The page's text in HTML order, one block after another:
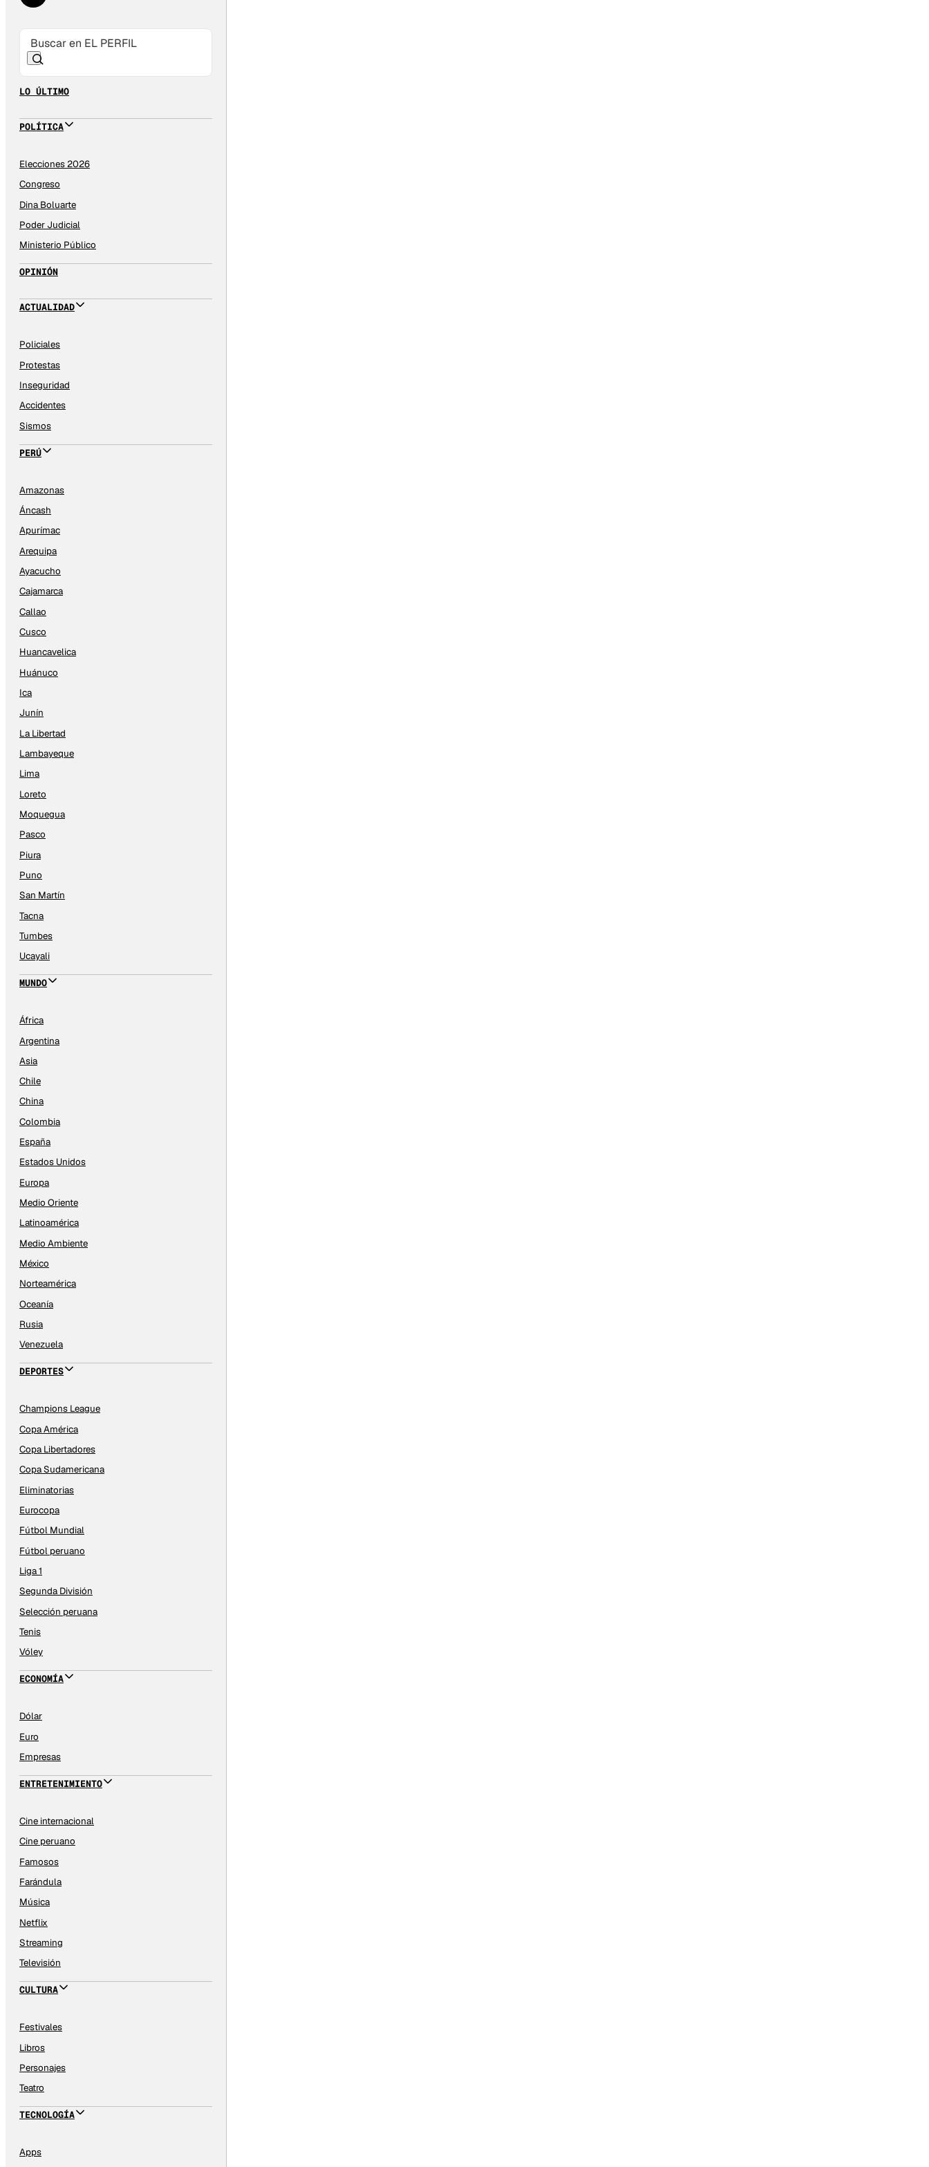
LO ÚLTIMO
POLÍTICA
Elecciones 2026
Congreso
Dina Boluarte
Poder Judicial
Ministerio Público
OPINIÓN
ACTUALIDAD
Policiales
Protestas
Inseguridad
Accidentes
Sismos
PERÚ
Amazonas
Áncash
Apurímac
Arequipa
Ayacucho
Cajamarca
Callao
Cusco
Huancavelica
Huánuco
Ica
Junín
La Libertad
Lambayeque
Lima
Loreto
Moquegua
Pasco
Piura
Puno
San Martín
Tacna
Tumbes
Ucayali
MUNDO
África
Argentina
Asia
Chile
China
Colombia
España
Estados Unidos
Europa
Medio Oriente
Latinoamérica
Medio Ambiente
México
Norteamérica
Oceanía
Rusia
Venezuela
DEPORTES
Champions League
Copa América
Copa Libertadores
Copa Sudamericana
Eliminatorias
Eurocopa
Fútbol Mundial
Fútbol peruano
Liga 1
Segunda División
Selección peruana
Tenis
Vóley
ECONOMÍA
Dólar
Euro
Empresas
ENTRETENIMIENTO
Cine internacional
Cine peruano
Famosos
Farándula
Música
Netflix
Streaming
Televisión
CULTURA
Festivales
Libros
Personajes
Teatro
TECNOLOGÍA
Apps